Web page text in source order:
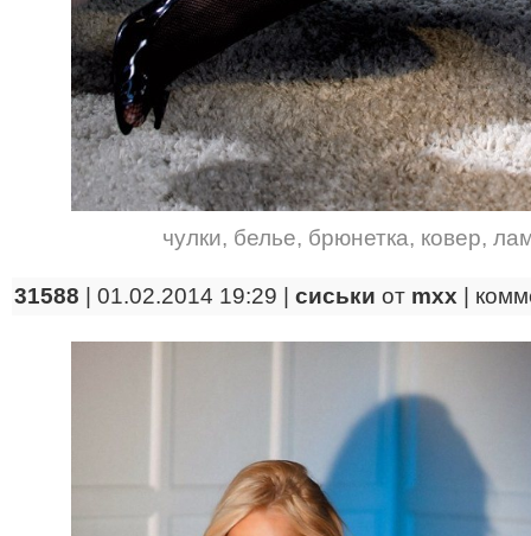
чулки, белье, брюнетка, ковер,
31588 | 01.02.2014 19:29 | сиськи от mxx